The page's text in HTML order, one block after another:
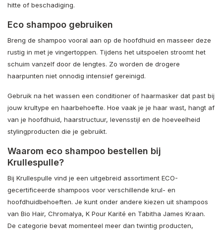
hitte of beschadiging.
Eco shampoo gebruiken
Breng de shampoo vooral aan op de hoofdhuid en masseer deze
rustig in met je vingertoppen. Tijdens het uitspoelen stroomt het
schuim vanzelf door de lengtes. Zo worden de drogere
haarpunten niet onnodig intensief gereinigd.
Gebruik na het wassen een conditioner of haarmasker dat past bij
jouw krultype en haarbehoefte. Hoe vaak je je haar wast, hangt af
van je hoofdhuid, haarstructuur, levensstijl en de hoeveelheid
stylingproducten die je gebruikt.
Waarom eco shampoo bestellen bij
Krullespulle?
Bij Krullespulle vind je een uitgebreid assortiment ECO-
gecertificeerde shampoos voor verschillende krul- en
hoofdhuidbehoeften. Je kunt onder andere kiezen uit shampoos
van Bio Hair, Chromalya, K Pour Karité en Tabitha James Kraan.
De categorie bevat momenteel meer dan twintig producten,